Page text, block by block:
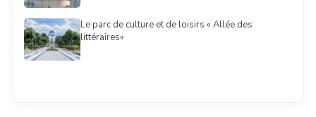
Le parc de culture et de loisirs « Allée des
littéraires»